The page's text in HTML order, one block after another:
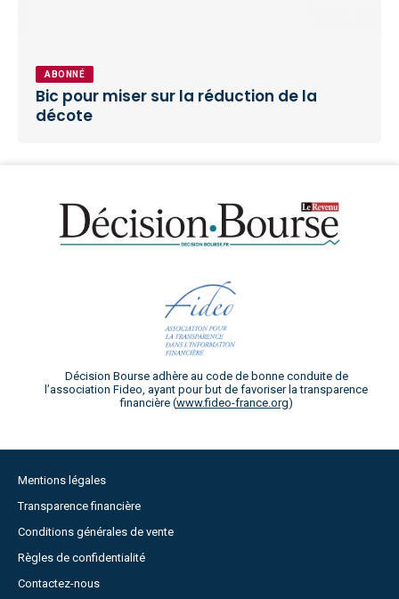
ABONNÉ
Bic pour miser sur la réduction de la
décote
Décision Bourse adhère au code de bonne conduite de
l’association Fideo, ayant pour but de favoriser la transparence
financière (www.fideo-france.org)
Mentions légales
Transparence financière
Conditions générales de vente
Règles de confidentialité
Contactez-nous